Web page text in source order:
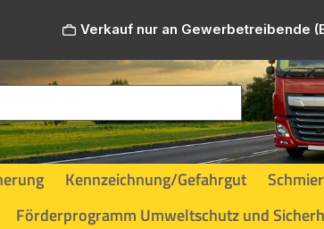
Verkauf nur an Gewerbetreibende
Kennzeichnung/Gefahrgut
Förderprogramm Umweltschutz und